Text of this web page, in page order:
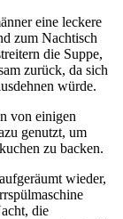
eine leckere
zum Nachtisch
die Suppe,
zurück, da sich
würde.
von einigen
genutzt, um
zu backen.
wieder,
die